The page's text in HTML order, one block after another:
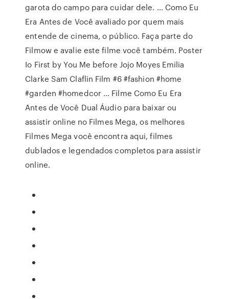
garota do campo para cuidar dele. … Como Eu
Era Antes de Você avaliado por quem mais
entende de cinema, o público. Faça parte do
Filmow e avalie este filme você também. Poster
Io First by You Me before Jojo Moyes Emilia
Clarke Sam Claflin Film #6 #fashion #home
#garden #homedcor … Filme Como Eu Era
Antes de Você Dual Áudio para baixar ou
assistir online no Filmes Mega, os melhores
Filmes Mega você encontra aqui, filmes
dublados e legendados completos para assistir
online.